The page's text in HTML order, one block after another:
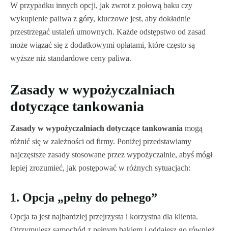
W przypadku innych opcji, jak zwrot z połową baku czy
wykupienie paliwa z góry, kluczowe jest, aby dokładnie
przestrzegać ustaleń umownych. Każde odstępstwo od zasad
może wiązać się z dodatkowymi opłatami, które często są
wyższe niż standardowe ceny paliwa.
Zasady w wypożyczalniach
dotyczące tankowania
Zasady w wypożyczalniach dotyczące tankowania mogą
różnić się w zależności od firmy. Poniżej przedstawiamy
najczęstsze zasady stosowane przez wypożyczalnie, abyś mógł
lepiej zrozumieć, jak postępować w różnych sytuacjach:
1. Opcja „pełny do pełnego”
Opcja ta jest najbardziej przejrzysta i korzystna dla klienta.